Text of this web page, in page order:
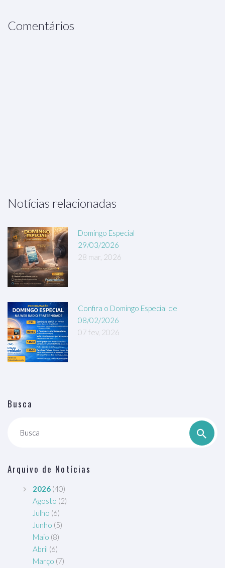
Comentários
Notícias relacionadas
Domingo Especial
29/03/2026
28 mar, 2026
Confira o Domingo Especial de
08/02/2026
07 fev, 2026
Busca
Busca
Arquivo de Notícias
2026 (40)
Agosto (2)
Julho (6)
Junho (5)
Maio (8)
Abril (6)
Março (7)